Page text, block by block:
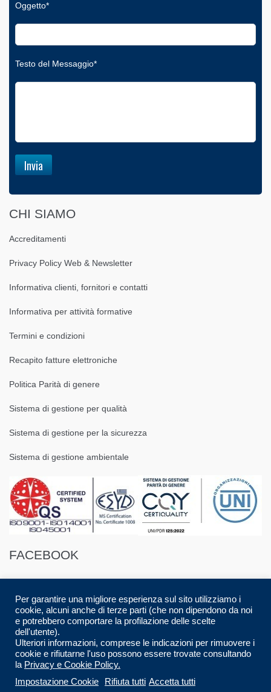
Oggetto*
Testo del Messaggio*
CHI SIAMO
Accreditamenti
Privacy Policy Web & Newsletter
Informativa clienti, fornitori e contatti
Informativa per attività formative
Termini e condizioni
Recapito fatture elettroniche
Politica Parità di genere
Sistema di gestione per qualità
Sistema di gestione per la sicurezza
Sistema di gestione ambientale
FACEBOOK
© 2016 Spazio88 S.r.l. p.i. 08283280017 | Developed by
Designed by AdContent | All Rights Reserved.
Per garantire una migliore esperienza sul sito utilizziamo i
cookie, alcuni anche di terze parti (che non dipendono da noi
e potrebbero comportare la profilazione delle scelte
dell'utente).
Ulteriori informazioni, comprese le indicazioni per rimuovere i
cookie e rifiutarne l'uso possono essere trovate consultando
la Privacy e Cookie Policy.
Impostazione Cookie
Rifiuta tutti Accetta tutti